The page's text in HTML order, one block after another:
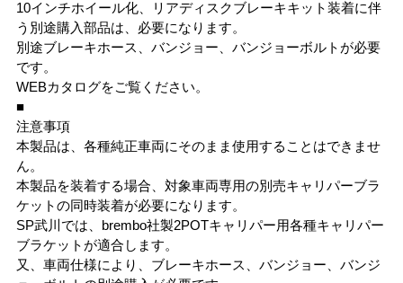
10インチホイール化、リアディスクブレーキキット装着に伴
う別途購入部品は、必要になります。
別途ブレーキホース、バンジョー、バンジョーボルトが必要
です。
WEBカタログをご覧ください。
■
注意事項
本製品は、各種純正車両にそのまま使用することはできませ
ん。
本製品を装着する場合、対象車両専用の別売キャリパーブラ
ケットの同時装着が必要になります。
SP武川では、brembo社製2POTキャリパー用各種キャリパー
ブラケットが適合します。
又、車両仕様により、ブレーキホース、バンジョー、バンジ